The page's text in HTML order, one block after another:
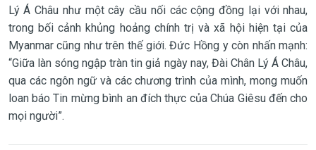
Lý Á Châu như một cây cầu nối các cộng đồng lại với nhau,
trong bối cảnh khủng hoảng chính trị và xã hội hiện tại của
Myanmar cũng như trên thế giới. Đức Hồng y còn nhấn mạnh:
“Giữa làn sóng ngập tràn tin giả ngày nay, Đài Chân Lý Á Châu,
qua các ngôn ngữ và các chương trình của mình, mong muốn
loan báo Tin mừng bình an đích thực của Chúa Giêsu đến cho
mọi người”.